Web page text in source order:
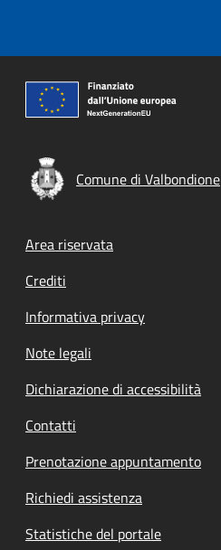
Comune di Valbondione
Footer menu
Area riservata
Crediti
Informativa privacy
Note legali
Dichiarazione di accessibilità
Contatti
Prenotazione appuntamento
Richiedi assistenza
Statistiche del portale